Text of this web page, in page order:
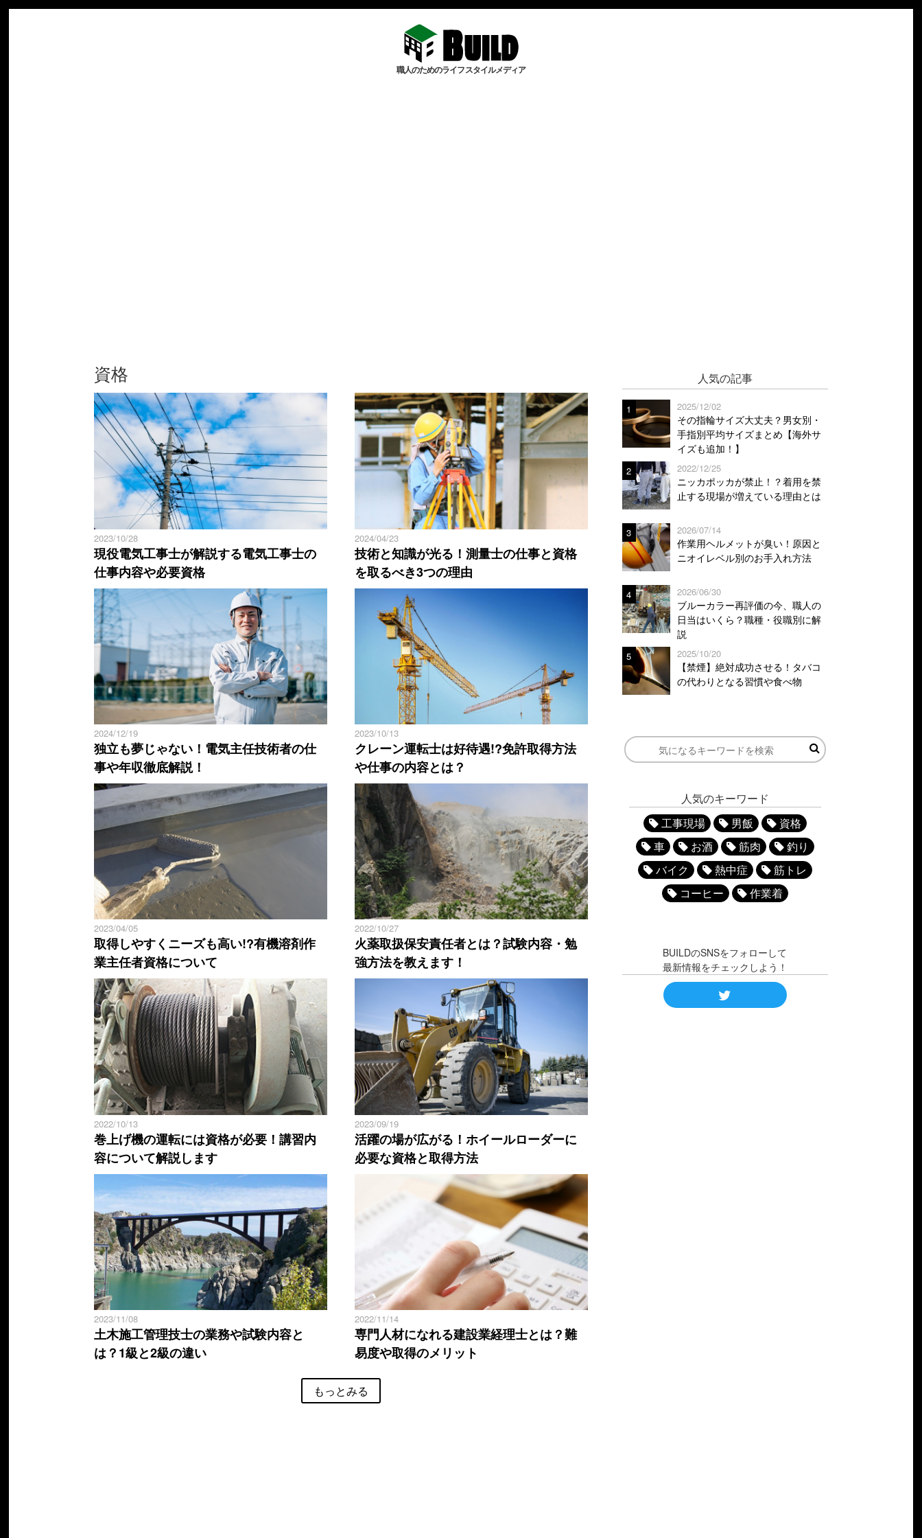
職人のためのライフスタイルメディア
資格
2023/10/28
現役電気工事士が解説する電気工事士の
仕事内容や必要資格
2024/04/23
技術と知識が光る！測量士の仕事と資格
を取るべき3つの理由
2024/12/19
独立も夢じゃない！電気主任技術者の仕
事や年収徹底解説！
2023/10/13
クレーン運転士は好待遇!?免許取得方法
や仕事の内容とは？
2023/04/05
取得しやすくニーズも高い!?有機溶剤作
業主任者資格について
2022/10/27
火薬取扱保安責任者とは？試験内容・勉
強方法を教えます！
2022/10/13
巻上げ機の運転には資格が必要！講習内
容について解説します
2023/09/19
活躍の場が広がる！ホイールローダーに
必要な資格と取得方法
2023/11/08
土木施工管理技士の業務や試験内容と
は？1級と2級の違い
2022/11/14
専門人材になれる建設業経理士とは？難
易度や取得のメリット
もっとみる
人気の記事
1 2025/12/02
その指輪サイズ大丈夫？男女別・
手指別平均サイズまとめ【海外サ
イズも追加！】
2 2022/12/25
ニッカポッカが禁止！？着用を禁
止する現場が増えている理由とは
3 2026/07/14
作業用ヘルメットが臭い！原因と
ニオイレベル別のお手入れ方法
4 2026/06/30
ブルーカラー再評価の今、職人の
日当はいくら？職種・役職別に解
説
5 2025/10/20
【禁煙】絶対成功させる！タバコ
の代わりとなる習慣や食べ物
人気のキーワード
工事現場
男飯
資格
車
お酒 筋肉
釣り
バイク
熱中症
筋トレ
コーヒー
作業着
BUILDのSNSをフォローして
最新情報をチェックしよう！